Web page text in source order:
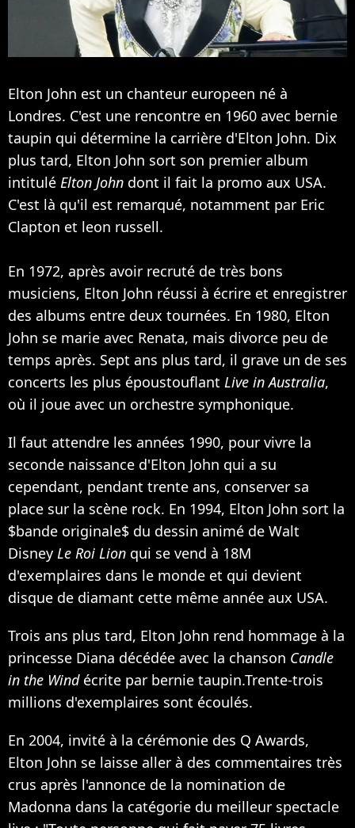
Elton John est un chanteur europeen né à
Londres. C'est une rencontre en 1960 avec bernie
taupin qui détermine la carrière d'Elton John. Dix
plus tard, Elton John sort son premier album
intitulé Elton John dont il fait la promo aux USA.
C'est là qu'il est remarqué, notamment par Eric
Clapton et leon russell.
En 1972, après avoir recruté de très bons
musiciens, Elton John réussi à écrire et enregistrer
des albums entre deux tournées. En 1980, Elton
John se marie avec Renata, mais divorce peu de
temps après. Sept ans plus tard, il grave un de ses
concerts les plus époustouflant Live in Australia,
où il joue avec un orchestre symphonique.
Il faut attendre les années 1990, pour vivre la
seconde naissance d'Elton John qui a su
cependant, pendant trente ans, conserver sa
place sur la scène rock. En 1994, Elton John sort la
$bande originale$ du dessin animé de Walt
Disney Le Roi Lion qui se vend à 18M
d'exemplaires dans le monde et qui devient
disque de diamant cette même année aux USA.
Trois ans plus tard, Elton John rend hommage à la
princesse Diana décédée avec la chanson Candle
in the Windécrite par bernie taupin.Trente-trois
millions d'exemplaires sont écoulés.
En 2004, invité à la cérémonie des Q Awards,
Elton John se laisse aller à des commentaires très
crus après l'annonce de la nomination de
Madonna dans la catégorie du meilleur spectacle